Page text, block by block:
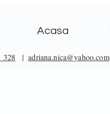
Acasa
328 |adriana.nica@yahoo.com